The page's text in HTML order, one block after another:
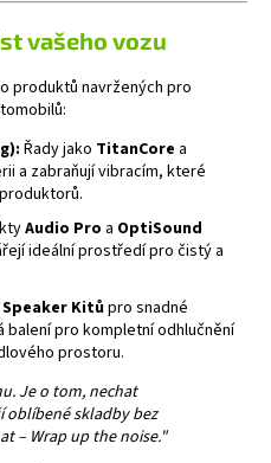
vašeho vozu
produktů navržených pro
Řady jako TitanCore a
a zabraňují vibracím, které
Audio Pro a OptiSound
ideální prostředí pro čistý a
Speaker Kitůpro snadné
pro kompletní odhlučnění
prostoru.
Je o tom, nechat
oblíbené skladby bez
– Wrap up the noise."